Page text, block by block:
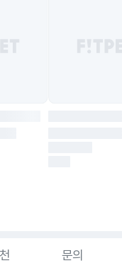
문의